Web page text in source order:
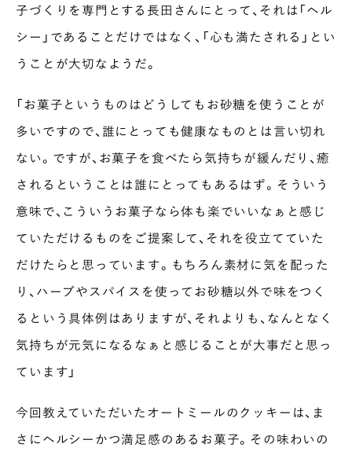
子づくりを専門とする長田さんにとって、それは「ヘル
シー」であることだけではなく、「心も満たされる」とい
うことが大切なようだ。
「お菓子というものはどうしてもお砂糖を使うことが
多いですので、誰にとっても健康なものとは言い切れ
ない。ですが、お菓子を食べたら気持ちが緩んだり、癒
されるということは誰にとってもあるはず。そういう
意味で、こういうお菓子なら体も楽でいいなぁと感じ
ていただけるものをご提案して、それを役立てていた
だけたらと思っています。もちろん素材に気を配った
り、ハーブやスパイスを使ってお砂糖以外で味をつく
るという具体例はありますが、それよりも、なんとなく
気持ちが元気になるなぁと感じることが大事だと思っ
ています」
今回教えていただいたオートミールのクッキーは、ま
さにヘルシーかつ満足感のあるお菓子。その味わいの